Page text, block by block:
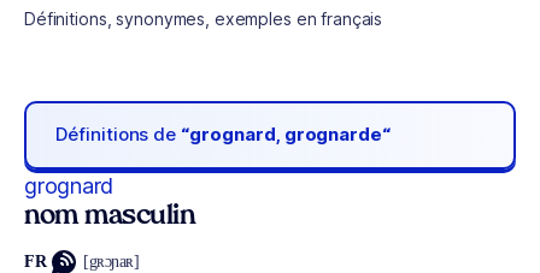
Définitions, synonymes, exemples en français
Définitions de “grognard, grognarde“
grognard
nom masculin
FR [gʀɔɲaʀ]